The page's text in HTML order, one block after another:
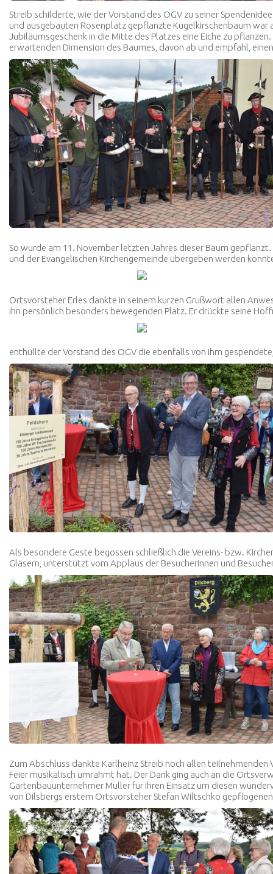
Streib schilderte, wie der Vorstand des OGV zu seiner
und ausgebauten Rosenplatz gepflanzte Kugelkirschenbaum war
Jubiläumsgeschenk in die Mitte des Platzes eine Eiche zu
erwartenden Dimension des Baumes, davon ab und empfahl,
So wurde am 11. November letzten Jahres dieser Baum
und der Evangelischen Kirchengemeinde übergeben werden
Ortsvorsteher Erles dankte in seinem kurzen Grußwort allen
ihn persönlich besonders bewegenden Platz. Er drückte seine
enthüllte der Vorstand des OGV die ebenfalls von ihm
Als besondere Geste begossen schließlich die Vereins- bzw.
Gläsern, unterstützt vom Applaus der Besucherinnen und
Zum Abschluss dankte Karlheinz Streib noch allen
Feier musikalisch umrahmt hat. Der Dank ging auch an die
Gartenbauunternehmer Müller für ihren Einsatz um diesen
von Dilsbergs erstem Ortsvorsteher Stefan Wiltschko